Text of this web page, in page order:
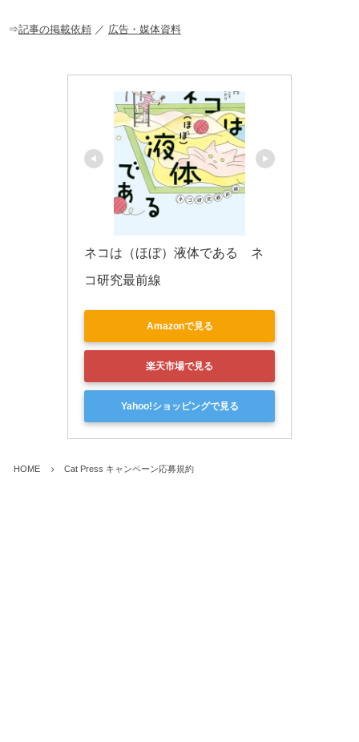
o
⇒記事の掲載依頼 ／ 広告・媒体資料
ネコは（ほぼ）液体である　ネ
コ研究最前線
Amazonで見る
楽天市場で見る
Yahoo!ショッピングで見る
HOME Cat Press キャンペーン応募規約